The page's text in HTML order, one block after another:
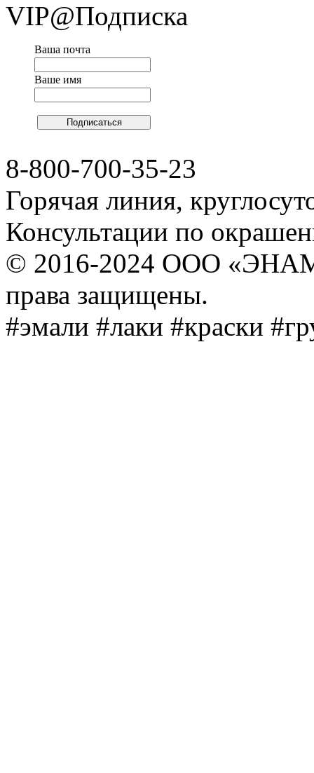
VIP@Подписка
Ваша почта
Ваше имя
8-800-700-35-23
Горячая линия,
Консультации по
© 2016-2024 ООО
права защищены.
#эмали #лаки #краски